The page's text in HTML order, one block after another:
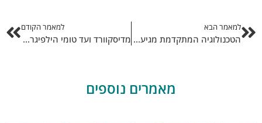
למאמר הבא
הטכנולוגיה המתקדמת מגיעה גם למפעלים – כל היתרונות של אוטומציה לתעשייה
למאמר הקודם
מדיסקוורד ועד טומי הילפיגר: אתר Plating Express מביא לכם את מותגי האופנה העולמיים עד הבית
מאמרים נוספים